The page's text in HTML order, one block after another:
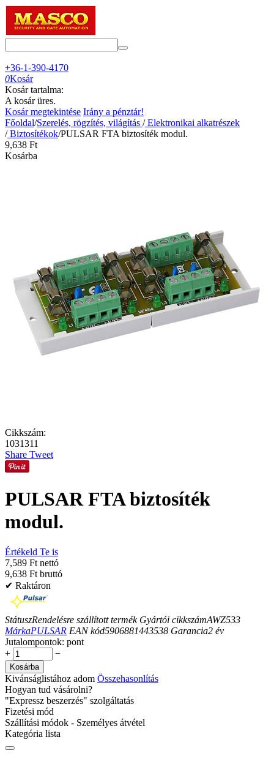
+36-1-390-4170
0Kosár
Kosár tartalma:
A kosár üres.
Kosár megtekintése Irány a pénztár!
Főoldal/Szerelés, rögzítés, világítás /Elektronikai alkatrészek
/Biztosítékok/PULSAR FTA biztosíték modul.
9,638 Ft
Kosárba
Cikkszám:
1031311
Share Tweet
PULSAR FTA biztosíték
modul.
Értékeld Te is
7,589 Ft nettó
9,638 Ft bruttó
✔ Raktáron
StátuszRendelésre szállított termék Gyártói cikkszámAWZ533
MárkaPULSAR EAN kód5906881443538 Garancia2 év
Jutalompontok: pont
+
−
Kosárba
Kivánságlistához adom Összehasonlítás
Hogyan tud vásárolni?
"Expressz beszerzés" szolgáltatás
Fizetési mód
Szállítási módok - Személyes átvétel
Kategória lista